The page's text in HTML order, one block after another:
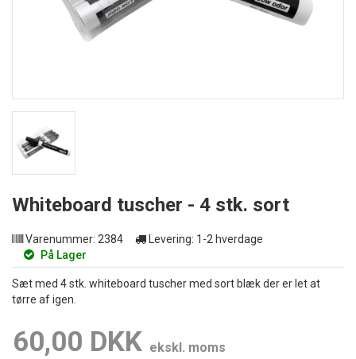
Whiteboard tuscher - 4 stk. sort
Varenummer: 2384 Levering: 1-2 hverdage
På Lager
Sæt med 4 stk. whiteboard tuscher med sort blæk der er let at
tørre af igen.
60,00 DKK ekskl. moms